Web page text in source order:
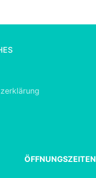
ÖFFNUNGSZEITEN